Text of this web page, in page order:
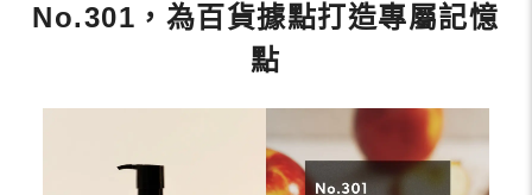
No.301，為百貨據點打造專屬記憶
點